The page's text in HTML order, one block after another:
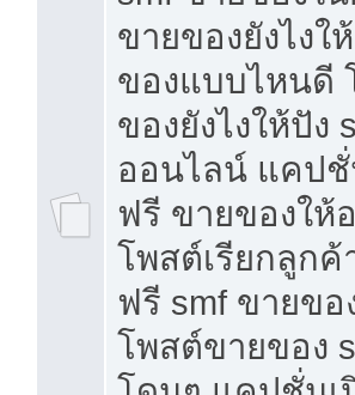
ขายของยังไง
ของแบบไหนดี
ของยังไงให้ปั
ออนไลน์ แคป
ฟรี ขายของให้
โพสต์เรียกลูกค้
ฟรี smf ขายขอ
โพสต์ขายของ